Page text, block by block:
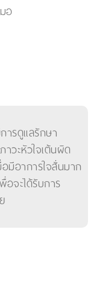
อ
ารดูแลรักษา
วะหัวใจเต้นผิด
มีอาการใจสั่นมาก
จะได้รับการ